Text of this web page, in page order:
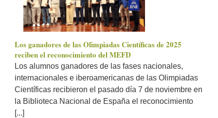
Los ganadores de las Olimpiadas Científicas de 2025
reciben el reconocimiento del MEFD
Los alumnos ganadores de las fases nacionales,
internacionales e iberoamericanas de las Olimpiadas
Científicas recibieron el pasado día 7 de noviembre en
la Biblioteca Nacional de España el reconocimiento
[...]